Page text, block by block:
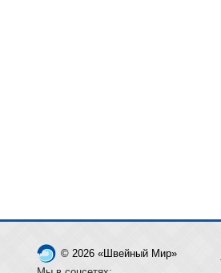
© 2026 «Швейный Мир»